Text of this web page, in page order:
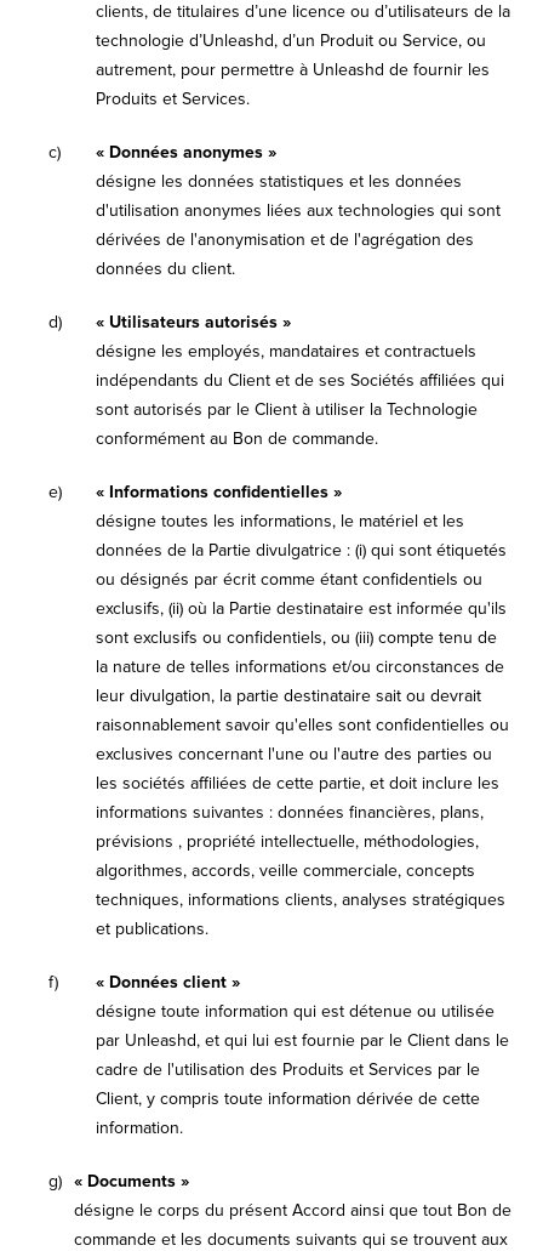
clients, de titulaires d’une licence ou d’utilisateurs de la
technologie d’Unleashd, d’un Produit ou Service, ou
autrement, pour permettre à Unleashd de fournir les
Produits et Services.
c)
« Données anonymes »
désigne les données statistiques et les données
d'utilisation anonymes liées aux technologies qui sont
dérivées de l'anonymisation et de l'agrégation des
données du client.
d)
« Utilisateurs autorisés »
désigne les employés, mandataires et contractuels
indépendants du Client et de ses Sociétés affiliées qui
sont autorisés par le Client à utiliser la Technologie
conformément au Bon de commande.
e)
« Informations confidentielles »
désigne toutes les informations, le matériel et les
données de la Partie divulgatrice : (i) qui sont étiquetés
ou désignés par écrit comme étant confidentiels ou
exclusifs, (ii) où la Partie destinataire est informée qu'ils
sont exclusifs ou confidentiels, ou (iii) compte tenu de
la nature de telles informations et/ou circonstances de
leur divulgation, la partie destinataire sait ou devrait
raisonnablement savoir qu'elles sont confidentielles ou
exclusives concernant l'une ou l'autre des parties ou
les sociétés affiliées de cette partie, et doit inclure les
informations suivantes : données financières, plans,
prévisions , propriété intellectuelle, méthodologies,
algorithmes, accords, veille commerciale, concepts
techniques, informations clients, analyses stratégiques
et publications.
f)
« Données client »
désigne toute information qui est détenue ou utilisée
par Unleashd, et qui lui est fournie par le Client dans le
cadre de l'utilisation des Produits et Services par le
Client, y compris toute information dérivée de cette
information.
g) « Documents »
désigne le corps du présent Accord ainsi que tout Bon de
commande et les documents suivants qui se trouvent aux